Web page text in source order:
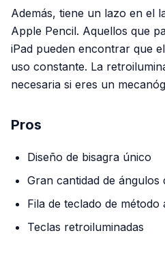
Además, tiene un lazo en el
Apple Pencil. Aquellos que
iPad pueden encontrar que
uso constante. La
necesaria si eres un
Pros
Diseño de bisagra único
Gran cantidad de ángulos
Fila de teclado de método
Teclas retroiluminadas